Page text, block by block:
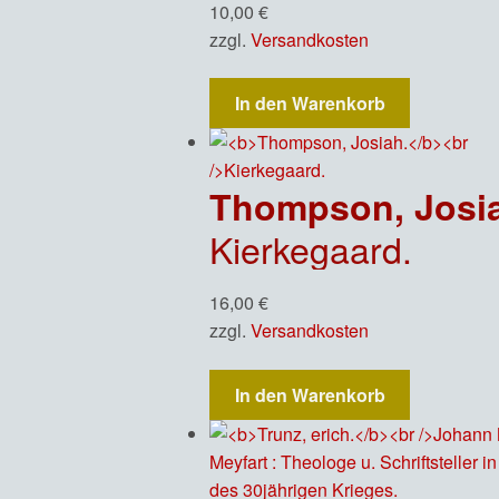
10,00€
zzgl.Versandkosten
In den Warenkorb
Thompson,
Kierkegaard.
16,00€
zzgl.Versandkosten
In den Warenkorb